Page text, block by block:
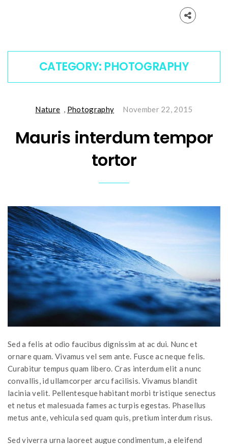
CATEGORY: PHOTOGRAPHY
Nature , Photography November 22, 2015
Mauris interdum tempor
tortor
Sed a felis at odio faucibus dignissim at ac dui. Nunc et
ornare quam. Vivamus vel sem ante. Fusce ac neque felis.
Curabitur tempus quam libero. Cras interdum elit a nunc
convallis, id ullamcorper arcu facilisis. Vivamus blandit
lacinia velit. Pellentesque habitant morbi tristique senectus
et netus et malesuada fames ac turpis egestas. Phasellus
metus ante, vehicula sed quam quis, pretium interdum risus.
Sed viverra urna laoreet augue condimentum, a eleifend